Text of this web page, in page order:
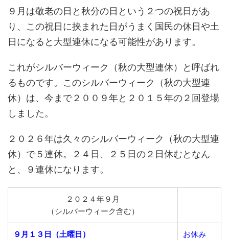
９月は敬老の日と秋分の日という２つの祝日があ
り、この祝日に挟まれた日がうまく国民の休日や土
日になると大型連休になる可能性があります。
これがシルバーウィーク（秋の大型連休）と呼ばれ
るものです。このシルバーウィーク（秋の大型連
休）は、今まで２００９年と２０１５年の２回登場
しました。
２０２６年は久々のシルバーウィーク（秋の大型連
休）で５連休。２４日、２５日の２日休むとなん
と、９連休になります。
２０２４年９月
（シルバーウィーク含む）
９月１３日（土曜日） お休み